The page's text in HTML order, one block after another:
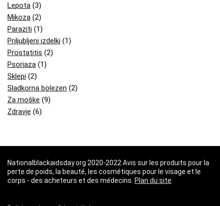
Lepota (3)
Mikoza (2)
Paraziti (1)
Priljubljeni izdelki (1)
Prostatitis (2)
Psoriaza (1)
Sklepi (2)
Sladkorna bolezen (2)
Za moške (9)
Zdravje (6)
Nationalblackaidsday.org 2020-2022 Avis sur les produits pour la
perte de poids, la beauté, les cosmétiques pour le visage et le
corps - des acheteurs et des médecins. Plan du site